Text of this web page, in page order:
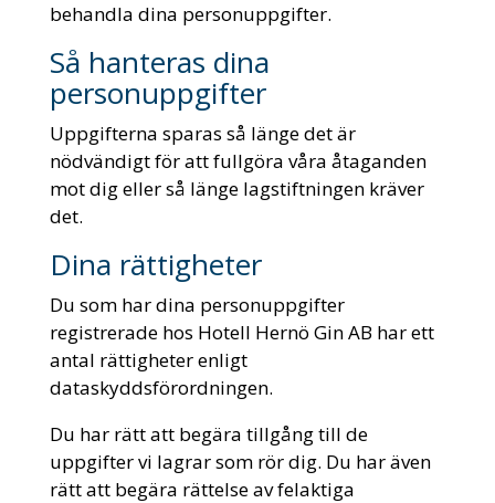
behandla dina personuppgifter.
Så hanteras dina
personuppgifter
Uppgifterna sparas så länge det är
nödvändigt för att fullgöra våra åtaganden
mot dig eller så länge lagstiftningen kräver
det.
Dina rättigheter
Du som har dina personuppgifter
registrerade hos Hotell Hernö Gin AB har ett
antal rättigheter enligt
dataskyddsförordningen.
Du har rätt att begära tillgång till de
uppgifter vi lagrar som rör dig. Du har även
rätt att begära rättelse av felaktiga